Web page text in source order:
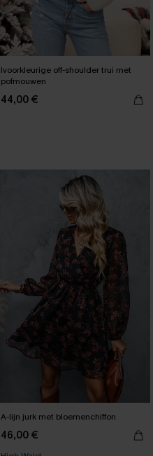
Ivoorkleurige off-shoulder trui met
pofmouwen
44,00 €
A-lijn jurk met bloemenchiffon
46,00 €